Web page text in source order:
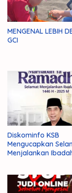
MENGENAL LEBIH
GCI
Diskominfo KSB
Mengucapkan
Menjalankan